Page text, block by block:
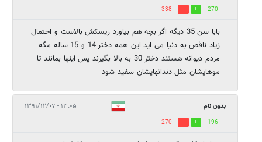
270
338
بابا سن 35 دیگه اگر بچه هم بیاورد ریسکش بالاست و احتمال
زیاد ناقص به دنیا می اید این همه دختر 14 و 15 ساله مگه
مردم دیوانه هستند دختر 30 به بالا بگیرند پس اینها بمانند تا
موهایشان مثل دندانهایشان سفید شود
بدون نام ۱۳:۰۵ - ۱۳۹۱/۱۲/۰۷
196
270